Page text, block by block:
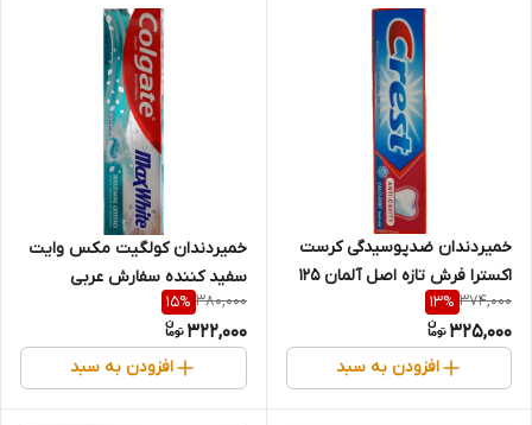
خمیردندان ضدپوسیدگی کرست
اکسترا فرش تازه اصل آلمان 125
گرم
374,000
13%
325,000
افزودن به سبد
خمیردندان کولگیت مکس وایت
سفید کننده سفارش عربی
100میل
380,000
15%
322,000
افزودن به سبد